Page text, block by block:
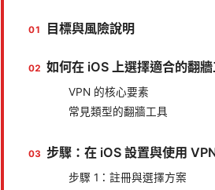
目標與風險說明
如何在 iOS 上選擇適合的翻
VPN 的核心要素
常見類型的翻牆工具
步驟：在 iOS 設置與使用
步驟 1：註冊與選擇方案